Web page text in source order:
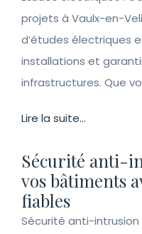
projets à Vaulx-en-
d’études électriques
installations et
infrastructures. Que
Lire la suite...
Sécurité anti-
vos bâtiments
fiables
Sécurité anti-